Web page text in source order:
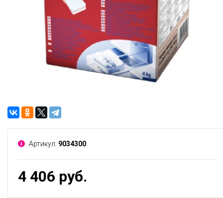
Артикул: 9034300
4 406 руб.